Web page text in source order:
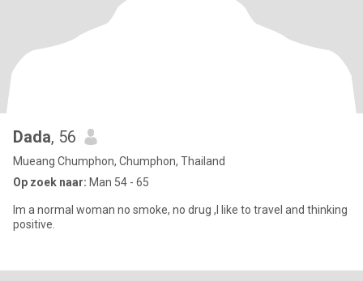
Dada, 56
Mueang Chumphon, Chumphon, Thailand
Op zoek naar: Man 54 - 65
Im a normal woman no smoke, no drug ,I like to travel and thinking
positive.